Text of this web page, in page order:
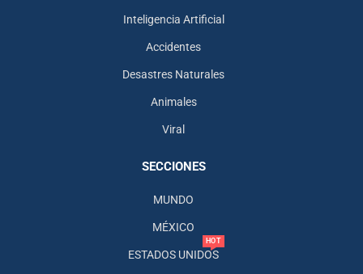
Inteligencia Artificial
Accidentes
Desastres Naturales
Animales
Viral
SECCIONES
MUNDO
MÉXICO
ESTADOS UNIDOS
HOT